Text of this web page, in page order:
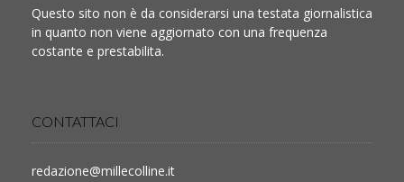
Questo sito non è da considerarsi una testata giornalistica
in quanto non viene aggiornato con una frequenza
costante e prestabilita.
CONTATTACI
redazione@millecolline.it